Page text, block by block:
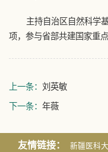
主持自治区自然科学
项，参与省部共建国家重
上一条： 刘英敏
下一条： 年薇
友情链接： 新疆医科